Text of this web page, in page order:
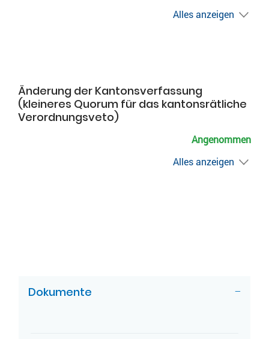
Alles anzeigen
Änderung der Kantonsverfassung
(kleineres Quorum für das kantonsrätliche
Verordnungsveto)
Angenommen
Alles anzeigen
Dokumente